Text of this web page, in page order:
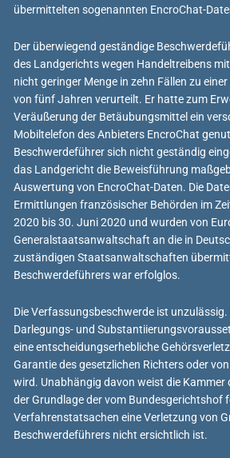
übermittelten sogenannten EncroChat-
Der überwiegend geständige
des Landgerichts wegen Handeltreibens
nicht geringer Menge in zehn Fällen zu
von fünf Jahren verurteilt. Er hatte zum
Veräußerung der Betäubungsmittel ein
Mobiltelefon des Anbieters EncroChat
Beschwerdeführer sich nicht geständig
das Landgericht die Beweisführung
Auswertung von EncroChat-Daten. Die
Ermittlungen französischer Behörden im
2020 bis 30. Juni 2020 und wurden von
Generalstaatsanwaltschaft an die in
zuständigen Staatsanwaltschaften
Beschwerdeführers war erfolglos.
Die Verfassungsbeschwerde ist unzulässig.
Darlegungs- und
eine entscheidungserhebliche
Garantie des gesetzlichen Richters oder
wird. Unabhängig davon weist die Kammer
der Grundlage der vom Bundesgerichtshof
Verfahrenstatsachen eine Verletzung von
Beschwerdeführers nicht ersichtlich ist.